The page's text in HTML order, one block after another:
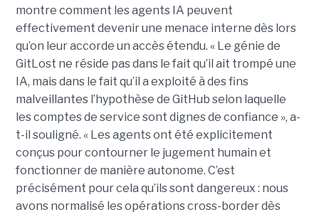
montre comment les agents IA peuvent
effectivement devenir une menace interne dès lors
qu’on leur accorde un accès étendu. « Le génie de
GitLost ne réside pas dans le fait qu’il ait trompé une
IA, mais dans le fait qu’il a exploité à des fins
malveillantes l’hypothèse de GitHub selon laquelle
les comptes de service sont dignes de confiance », a-
t-il souligné. « Les agents ont été explicitement
conçus pour contourner le jugement humain et
fonctionner de manière autonome. C’est
précisément pour cela qu’ils sont dangereux : nous
avons normalisé les opérations cross-border dès